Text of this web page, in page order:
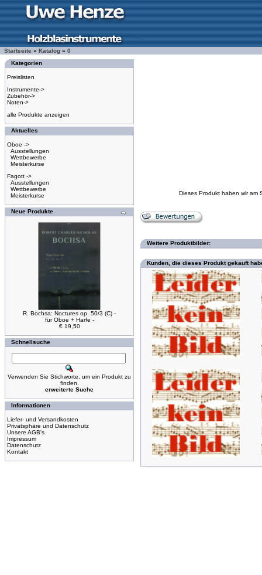
Startseite » Katalog » 0
Kategorien
Preislisten
Instrumente->
Zubehör->
Noten->
alle Produkte anzeigen
Aktuelles
Oboe ->
Ausstellungen
Wettbewerbe
Meisterkurse
Fagott ->
Ausstellungen
Wettbewerbe
Meisterkurse
Neue Produkte
R. Bochsa: Noctures op. 50/3 (C) -
für Oboe + Harfe -
€ 19,50
Schnellsuche
Verwenden Sie Stichworte, um ein Produkt zu
finden.
erweiterte Suche
Informationen
Liefer- und Versandkosten
Privatsphäre und Datenschutz
Unsere AGB's
Impressum
Datenschutz
Kontakt
Dieses Produkt haben wir am
Weitere Produktbilder:
Kunden, die dieses Produkt gekauft